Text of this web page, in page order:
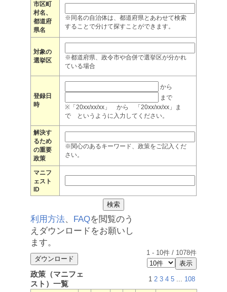
市区町
村名、
都道府
県名
※同名の自治体は、都道府県とあわせて検索
することで分けて探すことができます。
対象の
選挙区
※都道府県、政令市や合併で選挙区が分かれ
ている場合
登録日
時
から
まで
※「20xx/xx/xx」 から 「20xx/xx/xx」ま
で というように入力してください。
解決す
るため
の重要
政策
※関心のあるキーワード、政策をご記入くだ
さい。
マニフ
ェスト
ID
利用方法、 FAQを閲覧のう
えダウンロードをお願いし
ます。
1 - 10件 / 1078件
政策（マニフェ
スト）一覧
1 2 3 4 5 ... 108